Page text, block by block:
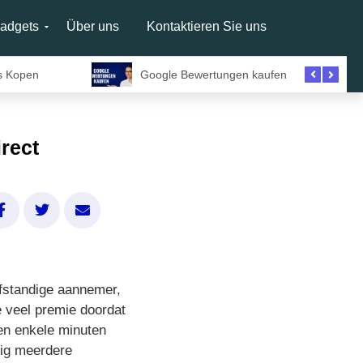
Über uns Kontaktieren Sie uns
Kopen Google Bewertungen kaufen
aannemer,
premie doordat
enkele minuten
meerdere